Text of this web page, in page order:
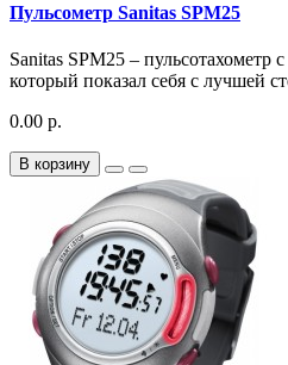
Пульсометр Sanitas SPM25
Sanitas SPM25 – пульсотахометр
который показал себя с лучшей
0.00 р.
В корзину